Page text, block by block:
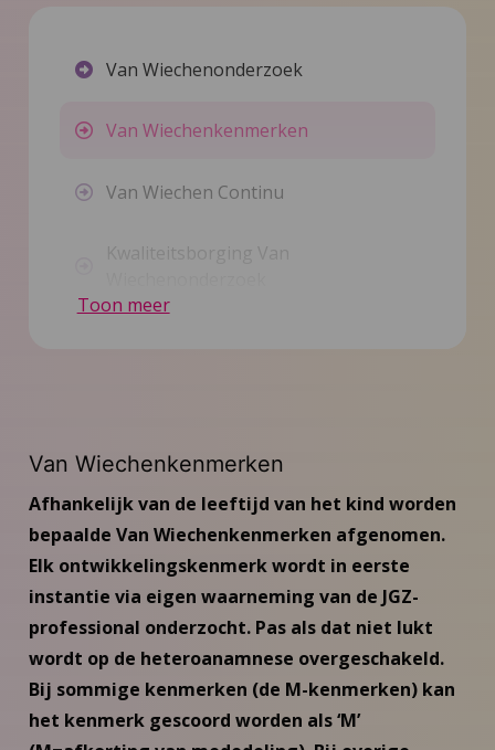
Van Wiechenonderzoek
Van Wiechenkenmerken
Van Wiechen Continu
Kwaliteitsborging Van
Inspiratie
Contact
Inloggen Van Wiechen-instructeurs
Toon meer
Van Wiechenkenmerken
Afhankelijk van de leeftijd van het kind worden
bepaalde Van Wiechenkenmerken afgenomen.
Elk ontwikkelingskenmerk wordt in eerste
instantie via eigen waarneming van de JGZ-
professional onderzocht. Pas als dat niet lukt
wordt op de heteroanamnese overgeschakeld.
Bij sommige kenmerken (de M-kenmerken) kan
het kenmerk gescoord worden als ‘M’